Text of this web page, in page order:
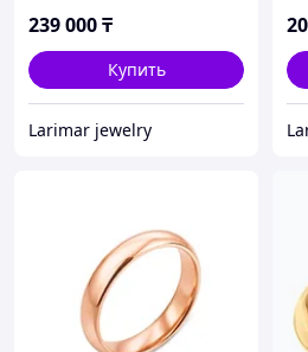
239 000₸
Купить
Larimar jewelry